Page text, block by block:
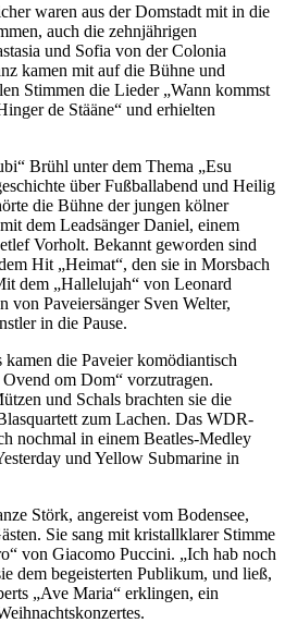
waren aus der Domstadt mit in die
auch die zehnjährigen
und Sofia von der Colonia
kamen mit auf die Bühne und
Stimmen die Lieder „Wann kommst
de Stääne“ und erhielten
Brühl unter dem Thema „Esu
über Fußballabend und Heilig
die Bühne der jungen kölner
dem Leadsänger Daniel, einem
Vorholt. Bekannt geworden sind
Hit „Heimat“, den sie in Morsbach
dem „Hallelujah“ von Leonard
von Paveiersänger Sven Welter,
in die Pause.
die Paveier komödiantisch
om Dom“ vorzutragen.
und Schals brachten sie die
zum Lachen. Das WDR-
nochmal in einem Beatles-Medley
und Yellow Submarine in
Störk, angereist vom Bodensee,
Sie sang mit kristallklarer Stimme
von Giacomo Puccini. „Ich hab noch
dem begeisterten Publikum, und ließ,
„Ave Maria“ erklingen, ein